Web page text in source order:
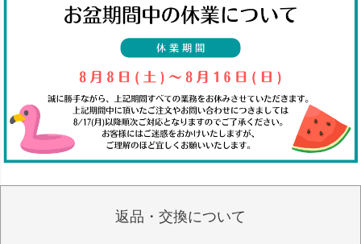
返品・交換について